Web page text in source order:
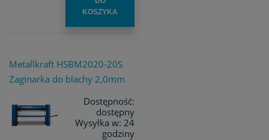
KOSZYKA
Metallkraft HSBM2020-20S
Zaginarka do blachy 2,0mm
Dostępność:
dostępny
Wysyłka w: 24
godziny